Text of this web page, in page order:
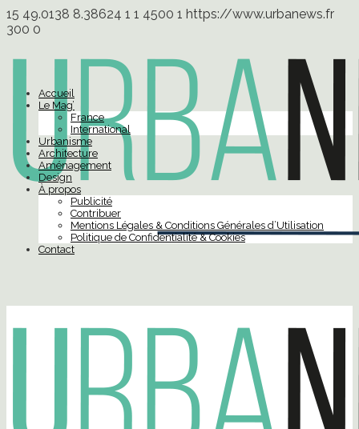
15 49.0138 8.38624 1 1 4500 1 https://www.urbanews.fr
300 0
Accueil
Le Mag’
France
International
Urbanisme
Architecture
Aménagement
Design
À propos
Publicité
Contribuer
Mentions Légales & Conditions Générales d’Utilisation
Politique de Confidentialité & Cookies
Contact